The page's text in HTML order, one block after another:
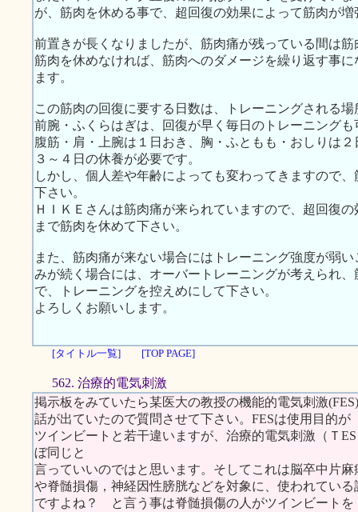
が、筋肉を休める事で、超回復の効果によって筋肉が増
前置きが長くなりましたが、筋肉痛が残っている間は
筋肉を休めなければ、筋肉へのダメージを繰り返す事
ます。
この筋肉の回復に要する日数は、トレーニングされる
前腕・ふくらはぎは、回復が早く毎日のトレーニングも
腹筋・肩・上腕は１日おき、胸・ふともも・おしりは
３～４日の休養が必要です。
しかし、個人差や年齢によっても変わってきますので
下さい。
ＨＩＫＥさんは筋肉痛が来られていますので、超回復
まで筋肉を休めて下さい。
また、筋肉痛が来ない場合にはトレーニング強度が弱
みが続く場合には、オーバートレーニングが考えられ
で、トレーニングを控えめにして下さい。
よろしくお願いします。
[タイトル一覧] [TOP PAGE]
562. 治療的電気刺激
掲示板をみていたら某医大の教授の機能的電気刺激
話が出ていたので質問させて下さい。FESは使用目的が
ツインビートと若干違いますが、治療的電気刺激（Ｔ
ぼ同じと
言っていいのではと思います。そしてこれは脳卒中片麻
や脊髄損傷，神経因性膀胱などを対象に、使われている
ですよね？ と言う事は脊髄損傷の人がツインビートを